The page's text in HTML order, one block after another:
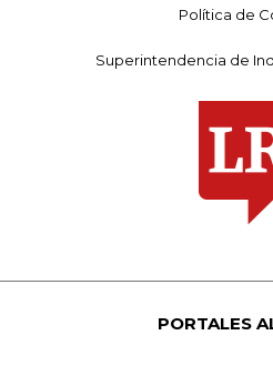
Política de
Superintendencia de
PORTALES